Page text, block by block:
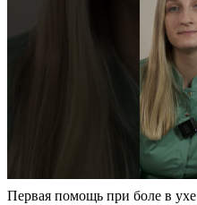
Первая помощь при боле в ухе